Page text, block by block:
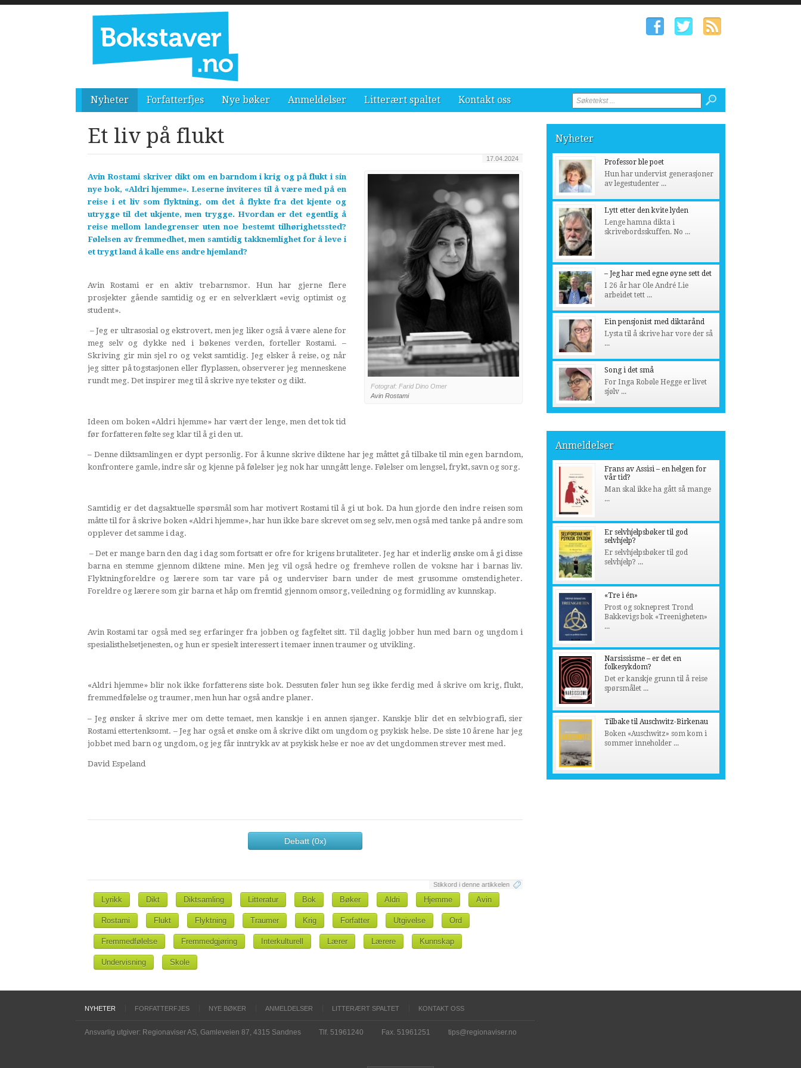
Nyheter Forfatterfjes Nye bøker Anmeldelser Litterært spaltet Kontakt oss
Et liv på flukt
17.04.2024
Fotograf: Farid Dino Omer
Avin Rostami
Avin Rostami skriver dikt om en barndom i krig og på flukt i sin
nye bok, «Aldri hjemme». Leserne inviteres til å være med på en
reise i et liv som flyktning, om det å flykte fra det kjente og
utrygge til det ukjente, men trygge. Hvordan er det egentlig å
reise mellom landegrenser uten noe bestemt tilhørighetssted?
Følelsen av fremmedhet, men samtidig takknemlighet for å leve i
et trygt land å kalle ens andre hjemland?
Avin Rostami er en aktiv trebarnsmor. Hun har gjerne flere
prosjekter gående samtidig og er en selverklært «evig optimist og
student».
– Jeg er ultrasosial og ekstrovert, men jeg liker også å være alene for
meg selv og dykke ned i bøkenes verden, forteller Rostami. –
Skriving gir min sjel ro og vekst samtidig. Jeg elsker å reise, og når
jeg sitter på togstasjonen eller flyplassen, observerer jeg menneskene
rundt meg. Det inspirer meg til å skrive nye tekster og dikt.
Ideen om boken «Aldri hjemme» har vært der lenge, men det tok tid
før forfatteren følte seg klar til å gi den ut.
– Denne diktsamlingen er dypt personlig. For å kunne skrive diktene har jeg måttet gå tilbake til min egen barndom,
konfrontere gamle, indre sår og kjenne på følelser jeg nok har unngått lenge. Følelser om lengsel, frykt, savn og sorg.
Samtidig er det dagsaktuelle spørsmål som har motivert Rostami til å gi ut bok. Da hun gjorde den indre reisen som
måtte til for å skrive boken «Aldri hjemme», har hun ikke bare skrevet om seg selv, men også med tanke på andre som
opplever det samme i dag.
– Det er mange barn den dag i dag som fortsatt er ofre for krigens brutaliteter. Jeg har et inderlig ønske om å gi disse
barna en stemme gjennom diktene mine. Men jeg vil også hedre og fremheve rollen de voksne har i barnas liv.
Flyktningforeldre og lærere som tar vare på og underviser barn under de mest grusomme omstendigheter.
Foreldre og lærere som gir barna et håp om fremtid gjennom omsorg, veiledning og formidling av kunnskap.
Avin Rostami tar også med seg erfaringer fra jobben og fagfeltet sitt. Til daglig jobber hun med barn og ungdom i
spesialisthelsetjenesten, og hun er spesielt interessert i temaer innen traumer og utvikling.
«Aldri hjemme» blir nok ikke forfatterens siste bok. Dessuten føler hun seg ikke ferdig med å skrive om krig, flukt,
fremmedfølelse og traumer, men hun har også andre planer.
– Jeg ønsker å skrive mer om dette temaet, men kanskje i en annen sjanger. Kanskje blir det en selvbiografi, sier
Rostami ettertenksomt. – Jeg har også et ønske om å skrive dikt om ungdom og psykisk helse. De siste 10 årene har jeg
jobbet med barn og ungdom, og jeg får inntrykk av at psykisk helse er noe av det ungdommen strever mest med.
David Espeland
Debatt (0x)
Stikkord i denne artikkelen
Lyrikk Dikt Diktsamling Litteratur Bok Bøker Aldri Hjemme Avin
Rostami Flukt Flyktning Traumer Krig Forfatter Utgivelse Ord
Fremmedfølelse Fremmedgjøring Interkulturell Lærer Lærere Kunnskap
Undervisning Skole
Nyheter
Professor ble poet
Hun har undervist generasjoner
av legestudenter ...
Lytt etter den kvite lyden
Lenge hamna dikta i
skrivebordsskuffen. No ...
– Jeg har med egne øyne sett det
I 26 år har Ole André Lie
arbeidet tett ...
Ein pensjonist med diktarånd
Lysta til å skrive har vore der så
...
Song i det små
For Inga Robøle Hegge er livet
sjølv ...
Anmeldelser
Frans av Assisi – en helgen for
vår tid?
Man skal ikke ha gått så mange
...
Er selvhjelpsbøker til god
selvhjelp?
Er selvhjelpsbøker til god
selvhjelp? ...
«Tre i én»
Prost og sokneprest Trond
Bakkevigs bok «Treenigheten»
...
Narsissisme – er det en
folkesykdom?
Det er kanskje grunn til å reise
spørsmålet ...
Tilbake til Auschwitz-Birkenau
Boken «Auschwitz» som kom i
sommer inneholder ...
NYHETER FORFATTERFJES NYE BØKER ANMELDELSER LITTERÆRT SPALTET KONTAKT OSS
Ansvarlig utgiver: Regionaviser AS, Gamleveien 87, 4315 Sandnes Tlf. 51961240 Fax. 51961251 tips@regionaviser.no